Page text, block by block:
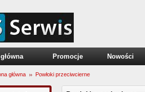
Promocje Nowości
główna Powłoki przeciwcierne